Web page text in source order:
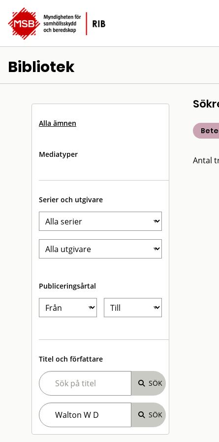
Bibliotek
Alla ämnen
Mediatyper
Serier och utgivare
Publiceringsårtal
Titel och författare
Antal